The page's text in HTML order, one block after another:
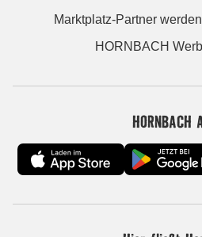
Marktplatz-Partner
HORNBACH
HORNBACH